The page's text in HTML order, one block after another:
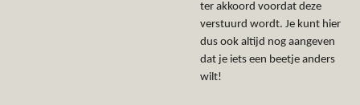
ter akkoord voordat deze
verstuurd wordt. Je kunt hier
dus ook altijd nog aangeven
dat je iets een beetje anders
wilt!